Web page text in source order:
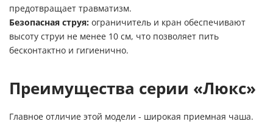
предотвращает травматизм.
Безопасная струя: ограничитель и кран обеспечивают
высоту струи не менее 10 см, что позволяет пить
бесконтактно и гигиенично.
Преимущества серии «Люкс»
Главное отличие этой модели - широкая приемная чаша.